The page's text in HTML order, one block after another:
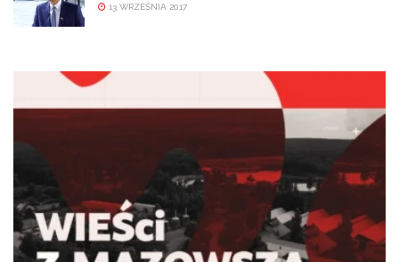
13 WRZEŚNIA 2017